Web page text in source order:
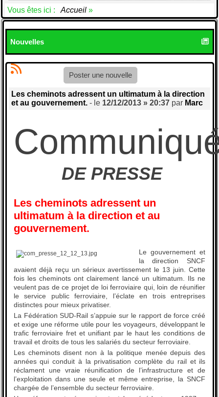
Vous êtes ici : Accueil »
Nouvelles
Poster une nouvelle
Les cheminots adressent un ultimatum à la direction
et au gouvernement. - le 12/12/2013 » 20:37par Marc
DE PRESSE
Les cheminots adressent un
ultimatum à la direction et au
gouvernement.
Le gouvernement et
la direction SNCF
avaient déjà reçu un sérieux avertissement le 13 juin. Cette
fois les cheminots ont clairement lancé un ultimatum. Ils ne
veulent pas de ce projet de loi ferroviaire qui, loin de réunifier
le service public ferroviaire, l’éclate en trois entreprises
distinctes pour mieux privatiser.
La Fédération SUD-Rail s’appuie sur le rapport de force créé
et exige une réforme utile pour les voyageurs, développant le
trafic ferroviaire fret et unifiant par le haut les conditions de
travail et droits de tous les salariés du secteur ferroviaire.
Les cheminots disent non à la politique menée depuis des
années qui conduit à la privatisation complète du rail et ils
réclament une vraie réunification de l’infrastructure et de
l’exploitation dans une seule et même entreprise, la SNCF
chargée de l’ensemble du secteur ferroviaire.